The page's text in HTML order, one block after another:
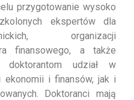
przygotowanie wysoko
ekspertów dla
organizacji
finansowego, a także
doktorantom udział w
ekonomii i finansów, jak i
Doktoranci mają